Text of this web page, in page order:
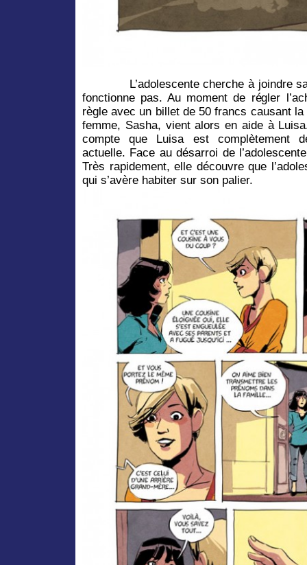
L’adolescente cherche à joindre sa
fonctionne pas. Au moment de régler
règle avec un billet de 50 francs causant
femme, Sasha, vient alors en aide à
compte que Luisa est complètement
actuelle. Face au désarroi de
Très rapidement, elle découvre que
qui s’avère habiter sur son palier.